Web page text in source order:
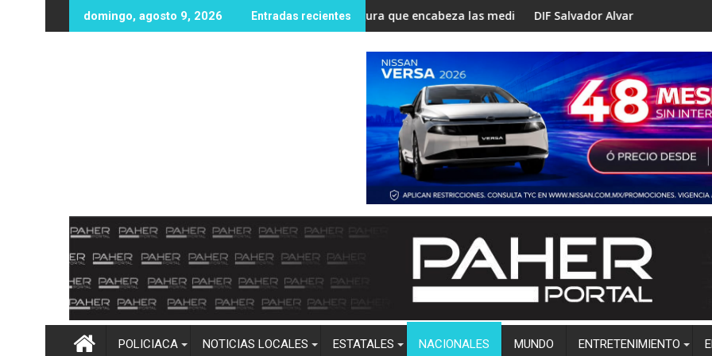
al
domingo, agosto 9, 2026 Entradas recientes
cintura! Más de 100 mm de lluvia inundan Elota y obligan a evacuar familias
Imelda Castro asegura que encabeza las mediciones rumbo a la coordinación estatal de Morena
DIF Salvador Alvarado lleva podología a Valle
POLICIACA NOTICIAS LOCALES ESTATALES NACIONALES MUNDO ENTRETENIMIENTO